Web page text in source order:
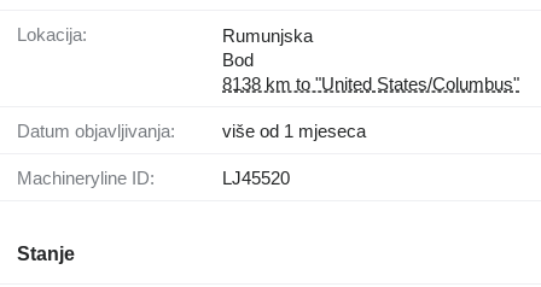
Lokacija:
Rumunjska
Bod
8138 km to "United States/Columbus"
Datum objavljivanja: više od 1 mjeseca
Machineryline ID: LJ45520
Stanje